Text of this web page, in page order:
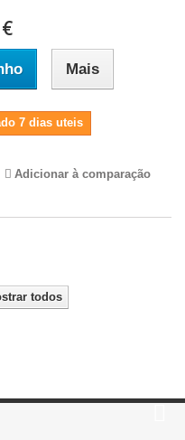
Mais
7 dias uteis
Adicionar à comparação
todos